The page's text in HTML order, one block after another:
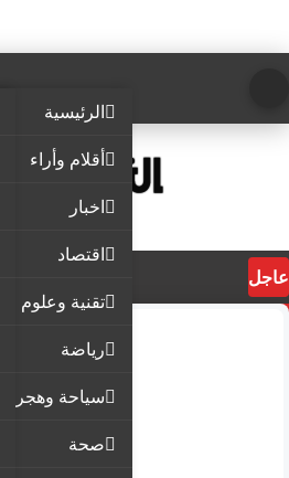
الرئيسية
أقلام وأراء
اخبار
اقتصاد
تقنية وعلوم
رياضة
سياحة وهجرة
صحة
عاجل